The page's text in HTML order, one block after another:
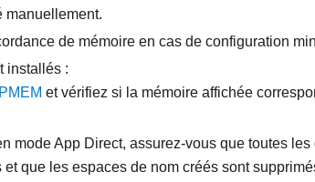
manuellement.
de mémoire en cas de configuration
installés :
et vérifiez si la mémoire affichée
mode App Direct, assurez-vous que toutes
que les espaces de nom créés sont